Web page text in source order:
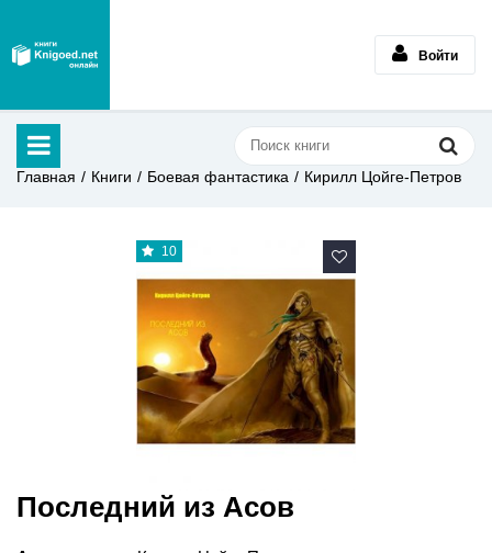
Войти
Главная Книги Боевая фантастика Кирилл Цойге-Петров
10
Последний из Асов